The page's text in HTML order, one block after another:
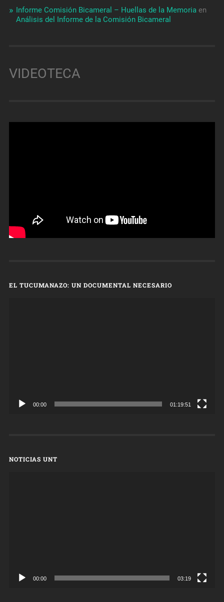
Informe Comisión Bicameral – Huellas de la Memoriaen
Análisis del Informe de la Comisión Bicameral
VIDEOTECA
EL TUCUMANAZO: UN DOCUMENTAL NECESARIO
00:00 01:19:51
NOTICIAS UNT
00:00 03:19